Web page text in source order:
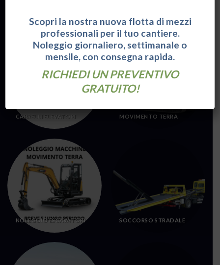
Categorie:
CARRELLI ELEVATORI MOVIMENTO TERRA
NOLEGGIO ESCAVATORI SOCCORSO STRADALE
Scopri la nostra nuova flotta di mezzi
professionali per il tuo cantiere.
Noleggio giornaliero, settimanale o
mensile, con consegna rapida.
RICHIEDI UN PREVENTIVO
GRATUITO!